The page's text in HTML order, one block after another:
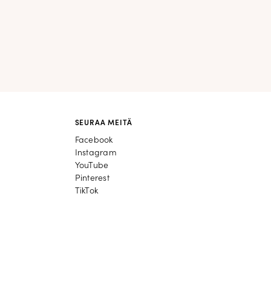
SEURAA MEITÄ
Facebook
Facebook
Instagram
Instagram
YouTube
YouTube
Pinterest
Pinterest
TikTok
TikTok